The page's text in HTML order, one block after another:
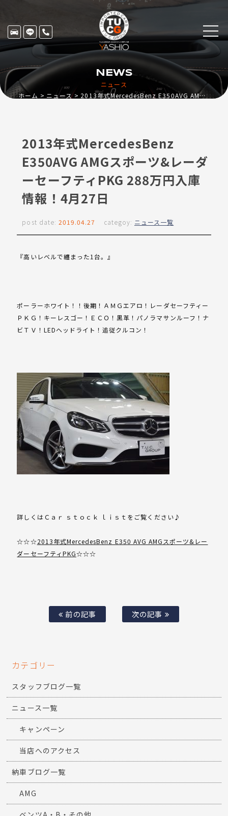
ニュース
NEWS
ホーム ニュース 2013年式MercedesBenz E350AVG AMGスポーツ&レーダーセーフティPKG 288万円入庫情報！4月27日
2013年式MercedesBenz
E350AVG AMGスポーツ&レーダ
ーセーフティPKG 288万円入庫
情報！4月27日
post date: 2019.04.27 categoy: ニュース一覧
『高いレベルで纏まった1台。』
ポーラーホワイト！！後期！ＡＭＧエアロ！レーダセーフティー
ＰＫＧ！キーレスゴー！ＥＣＯ！黒革！パノラマサンルーフ！ナ
ビＴＶ！LEDヘッドライト！追従クルコン！
詳しくはＣａｒ ｓｔｏｃｋ ｌｉｓｔをご覧ください♪
☆☆☆2013年式MercedesBenz E350 AVG AMGスポーツ&レー
ダーセーフティPKG☆☆☆
前の記事 次の記事
カテゴリー
スタッフブログ一覧
ニュース一覧
キャンペーン
当店へのアクセス
納車ブログ一覧
AMG